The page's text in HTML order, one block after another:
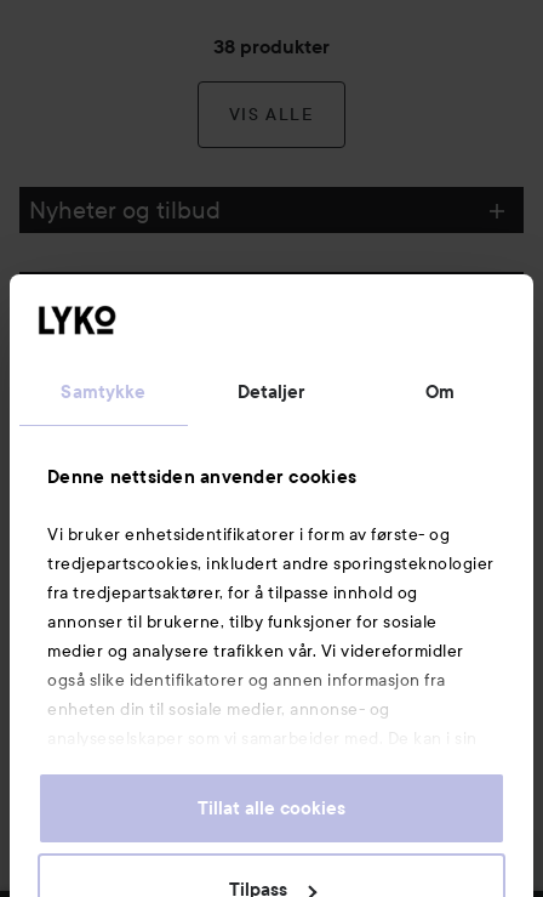
Samtykke Detaljer Om
Denne nettsiden anvender cookies
Vi bruker enhetsidentifikatorer i form av første- og
tredjepartscookies, inkludert andre sporingsteknologier
fra tredjepartsaktører, for å tilpasse innhold og
annonser til brukerne, tilby funksjoner for sosiale
medier og analysere trafikken vår. Vi videreformidler
også slike identifikatorer og annen informasjon fra
enheten din til sosiale medier, annonse- og
analyseselskaper som vi samarbeider med. De kan i sin
informasjon som du har oppgitt eller som de har samlet
våre cookies ved å fortsette å bruke nettsiden vår. For
informasjon om hvordan du kan endre innstillingene for
Tillat alle cookies
Tilpass
38 produkter
VIS ALLE
Nyheter og tilbud
Kundeservice
Informasjon
Også av interesse